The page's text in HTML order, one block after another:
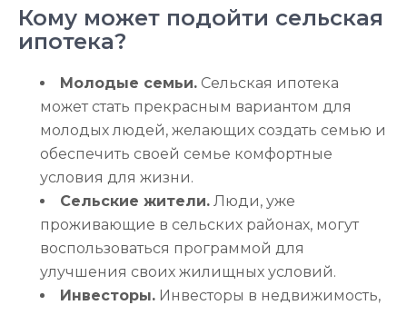
Кому может подойти сельская
ипотека?
Молодые семьи. Сельская ипотека
может стать прекрасным вариантом для
молодых людей, желающих создать семью и
обеспечить своей семье комфортные
условия для жизни.
Сельские жители. Люди, уже
проживающие в сельских районах, могут
воспользоваться программой для
улучшения своих жилищных условий.
Инвесторы. Инвесторы в недвижимость,